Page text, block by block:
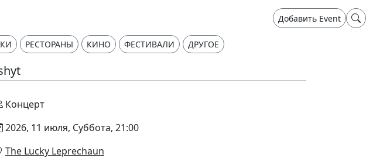
Добавить Event
РЕСТОРАНЫ КИНО ФЕСТИВАЛИ ДРУГОЕ
Концерт
2026, 11 июля, Суббота, 21:00
The Lucky Leprechaun